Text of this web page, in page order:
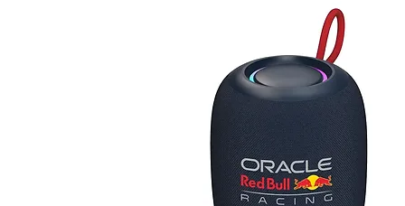
Teclado Asus X451c X451ca
Garantía del vendedor: 30 días